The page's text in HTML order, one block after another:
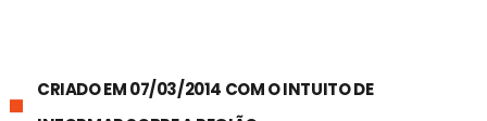
CRIADO EM 07/03/2014 COM O INTUITO DE